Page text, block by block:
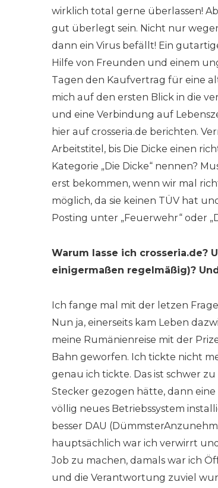
wirklich total gerne überlassen!
gut überlegt sein. Nicht nur
dann ein Virus befällt! Ein
Hilfe von Freunden und einem
Tagen den Kaufvertrag für eine
mich auf den ersten Blick in die
und eine Verbindung auf
hier auf crosseria.de berichten.
Arbeitstitel, bis Die Dicke einen
Kategorie „Die Dicke“ nennen?
erst bekommen, wenn wir mal
möglich, da sie keinen TÜV hat
Posting unter „Feuerwehr“ oder
Warum lasse ich crosseria.de?
einigermaßen regelmäßig)?
Ich fange mal mit der letzen
Nun ja, einerseits kam Leben
meine Rumänienreise mit der
Bahn geworfen. Ich tickte nicht
genau ich tickte. Das ist schwer
Stecker gezogen hätte, dann
völlig neues Betriebssystem
besser DAU
hauptsächlich war ich verwirrt
Job zu machen, damals war ich
und die Verantwortung zuviel